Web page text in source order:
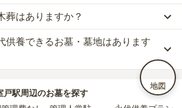
地図
す。
の永代使用料の平均は で、墓石代は京
す。
養墓は、基本的に墓石代がかからず、永代
下の費用が別途かかる場合があります。
けます。
られるのは、他の方のご遺骨と一緒に埋葬
ぼ）」と呼ばれるタイプです。個別のお墓に
の手間がかからないため、費用が安く設定
り5万円〜30万円程度です。
お墓を探したい場合は、
で並び
都府が運営する公営の霊園が
件あります。
園がそれにあたります。
異なり、契約にあたって応募資格が設けら
んどです。
がすでにある、該当の市区町村に一定年数以
げられます。
葬はありますか？
件の樹木葬があります。
供養できるお墓・墓地はあります
件あります。
辺の永代供養の一覧をご覧ください。
戸駅周辺のお墓を探す